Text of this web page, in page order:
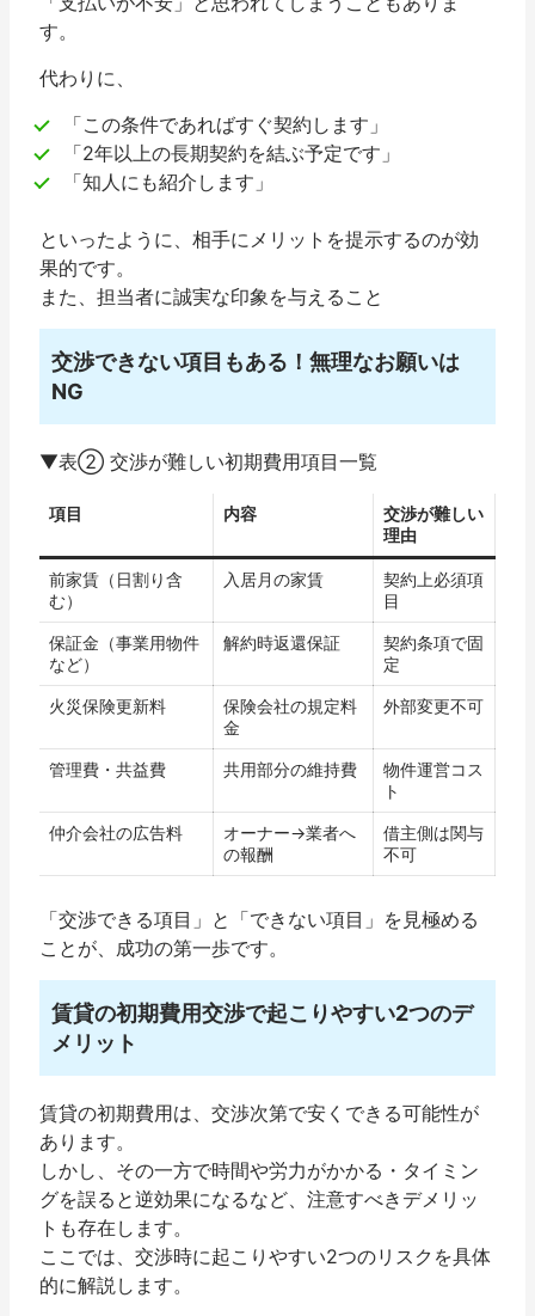
す。
代わりに、
「この条件であればすぐ契約します」
「2年以上の長期契約を結ぶ予定です」
「知人にも紹介します」
といったように、相手にメリットを提示するのが効
果的です。
また、担当者に誠実な印象を与えること
交渉できない項目もある！無理なお願いは
NG
▼表② 交渉が難しい初期費用項目一覧
項目 内容
交渉が難しい
理由
前家賃（日割り含
む）
入居月の家賃
契約上必須項
目
保証金（事業用物件
など）
解約時返還保証
契約条項で固
定
火災保険更新料
保険会社の規定料
金
外部変更不可
管理費・共益費 共用部分の維持費
物件運営コス
ト
仲介会社の広告料
オーナー→業者へ
の報酬
借主側は関与
不可
「交渉できる項目」と「できない項目」を見極める
ことが、成功の第一歩です。
賃貸の初期費用交渉で起こりやすい2つのデ
メリット
賃貸の初期費用は、交渉次第で安くできる可能性が
あります。
しかし、その一方で時間や労力がかかる・タイミン
グを誤ると逆効果になるなど、注意すべきデメリッ
トも存在します。
ここでは、交渉時に起こりやすい2つのリスクを具体
的に解説します。